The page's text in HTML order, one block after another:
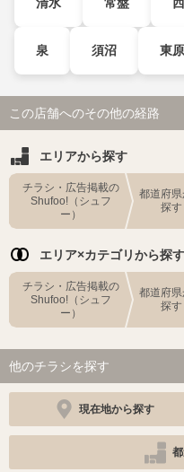
泉 須沼 東原
この店舗へのその他の経路
エリアから探す
チラシ・広告掲載の
Shufoo!（シュフ
ー）
都道府県
探す
エリア×カテゴリから探す
チラシ・広告掲載の
Shufoo!（シュフ
ー）
都道府県
探す
他のチラシを探す
現在地から探す